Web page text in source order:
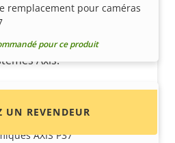
remplacement pour caméras
pour ce produit
AXIS P37
des intégrateurs
de produits et de
Axis.
UN REVENDEUR